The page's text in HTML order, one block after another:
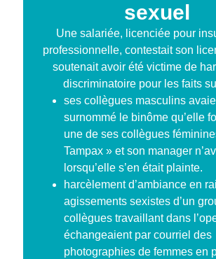
sexuel
Une salariée, licenciée pour
professionnelle, contestait son
soutenait avoir été victime de
discriminatoire pour les faits
ses collègues masculins
surnommé le binôme qu’elle
une de ses collègues
Tampax » et son manager
lorsqu’elle s’en était plainte.
harcèlement d’ambiance en
agissements sexistes d’un
collègues travaillant dans
échangeaient par courriel des
photographies de femmes en